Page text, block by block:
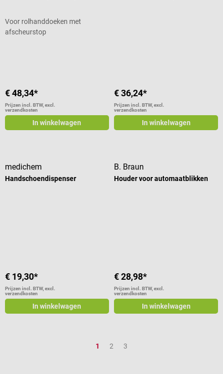
Voor rolhanddoeken met
afscheurstop
€ 48,34*
Prijzen incl. BTW, excl.
verzendkosten
In winkelwagen
€ 36,24*
Prijzen incl. BTW, excl.
verzendkosten
In winkelwagen
medichem
Handschoendispenser
€ 19,30*
Prijzen incl. BTW, excl.
verzendkosten
In winkelwagen
B. Braun
Houder voor automaatblikken
€ 28,98*
Prijzen incl. BTW, excl.
verzendkosten
In winkelwagen
Pagina
1 Pagina
2 Pagina
3